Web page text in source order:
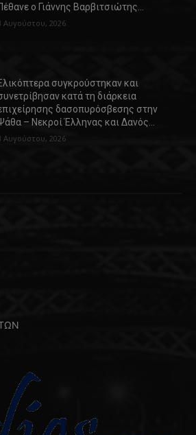
ο Γιάννης Βαρβιτσιώτης…
Αυγούστου, 2026
συγκρούστηκαν και
κατά τη διάρκεια
δασοπυρόσβεσης στην
– Νεκροί Έλληνας και Δανός…
Αυγούστου, 2026